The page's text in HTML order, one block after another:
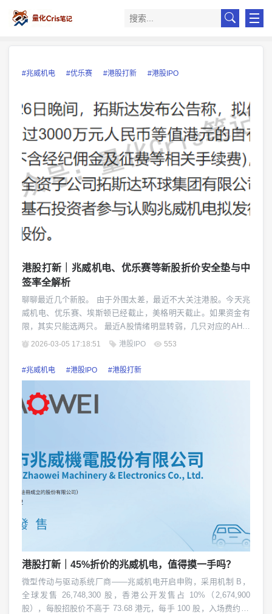
#兆威机电 #优乐赛 #港股打新 #港股IPO
港股打新｜兆威机电、优乐赛等新股折价安全垫与中
签率全解析
聊聊最近几个新股。 由于外围太差，最近不大关注港股。今天兆
威机电、优乐赛、埃斯顿已经截止，美格明天截止。如果资金有
限，其实只能选两只。 最近A股情绪明显转弱，几只对应的AH股
也同步回调，所以这一轮打新的核心思路很简单：优先看折价安
数百倍水平，最...
2026-03-05 17:18:51 港股IPO 553
#兆威机电 #港股IPO #港股打新
港股打新｜45%折价的兆威机电，值得摸一手吗？
微型传动与驱动系统厂商——兆威机电开启申购，采用机制 B，
全球发售 26,748,300 股，香港公开发售占 10%（2,674,900
股），每股招股价不高于 73.68 港元，每手 100 股，入场费约 7,